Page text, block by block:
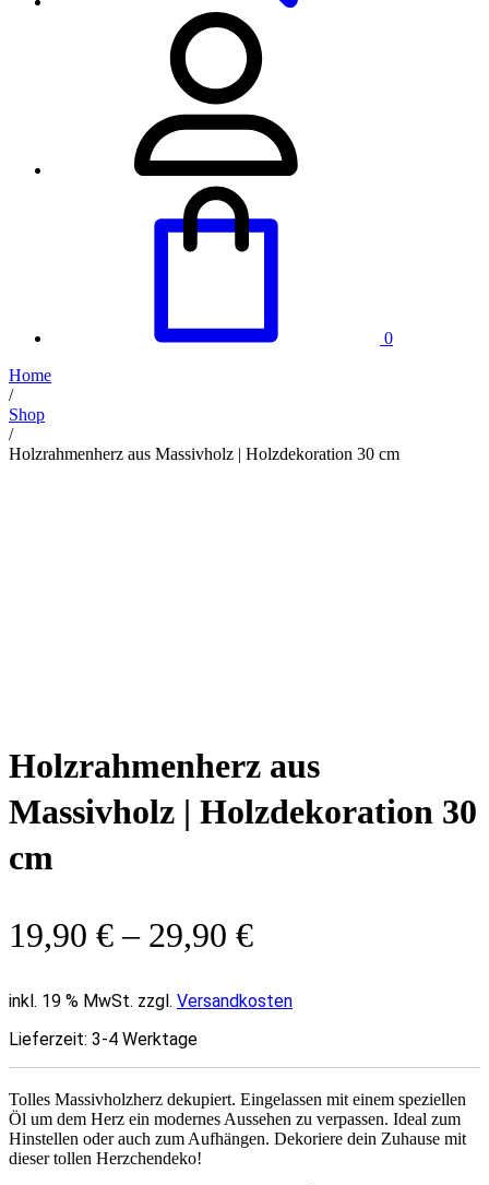
0
Home
/
Shop
/
Holzrahmenherz aus Massivholz | Holzdekoration 30 cm
Holzrahmenherz aus
Massivholz | Holzdekoration 30
cm
19,90 €– 29,90 €
inkl. 19 % MwSt. zzgl. Versandkosten
Lieferzeit: 3-4 Werktage
Tolles Massivholzherz dekupiert. Eingelassen mit einem speziellen
Öl um dem Herz ein modernes Aussehen zu verpassen. Ideal zum
Hinstellen oder auch zum Aufhängen. Dekoriere dein Zuhause mit
dieser tollen Herzchendeko!